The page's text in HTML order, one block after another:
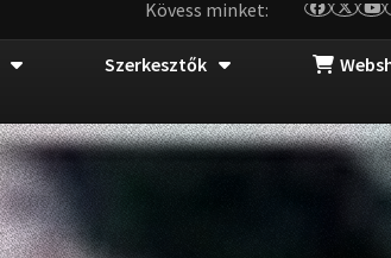
Kövess minket:
Szerkesztők